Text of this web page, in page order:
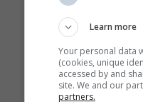
Learn more
Your personal data
(cookies, unique
accessed by and
site. We and our
partners.